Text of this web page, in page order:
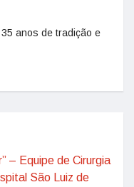
anos de tradição e
– Equipe de Cirurgia
São Luiz de